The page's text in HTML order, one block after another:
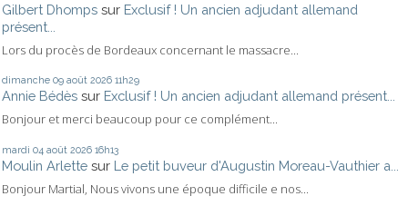
Gilbert Dhomps sur Exclusif ! Un ancien adjudant allemand
présent...
Lors du procès de Bordeaux concernant le massacre...
dimanche 09 août 2026 11h29
Annie Bédès sur Exclusif ! Un ancien adjudant allemand présent...
Bonjour et merci beaucoup pour ce complément...
mardi 04 août 2026 16h13
Moulin Arlette sur Le petit buveur d'Augustin Moreau-Vauthier a...
Bonjour Martial, Nous vivons une époque difficile e nos...